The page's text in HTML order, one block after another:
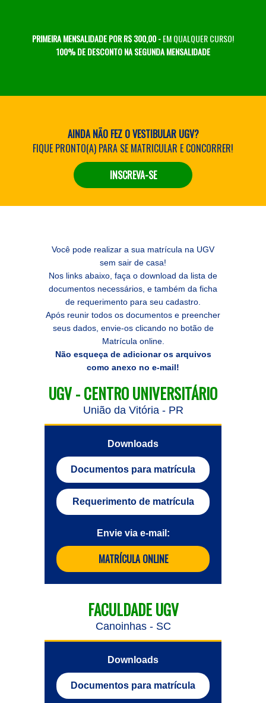
PRIMEIRA MENSALIDADE POR R$ 300,00 -EM QUALQUER CURSO!
100% DE DESCONTO NA SEGUNDA MENSALIDADE
AINDA NÃO FEZ O VESTIBULAR UGV?
FIQUE PRONTO(A) PARA SE MATRICULAR E CONCORRER!
INSCREVA-SE
Você pode realizar a sua matrícula na UGV
sem sair de casa!
Nos links abaixo, faça o download da lista de
documentos necessários, e também da ficha
de requerimento para seu cadastro.
Após reunir todos os documentos e preencher
seus dados, envie-os clicando no botão de
Matrícula online.
Não esqueça de adicionar os arquivos
como anexo no e-mail!
UGV - CENTRO UNIVERSITÁRIO
União da Vitória - PR
Downloads
Documentos para matrícula
Requerimento de matrícula
Envie via e-mail:
MATRÍCULA ONLINE
FACULDADE UGV
Canoinhas - SC
Downloads
Documentos para matrícula